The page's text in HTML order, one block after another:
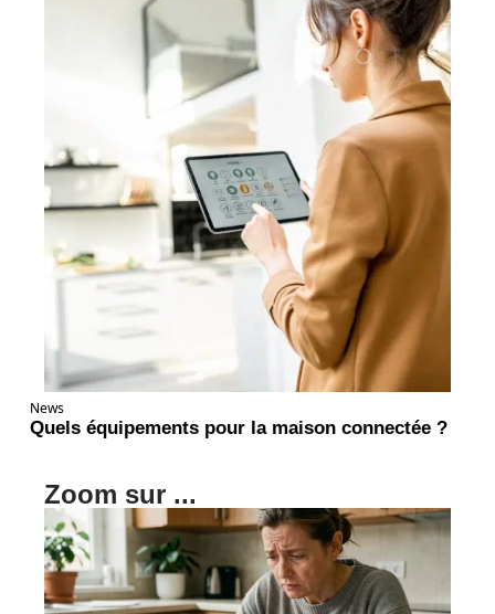
News
Quels équipements pour la maison connectée ?
Zoom sur ...